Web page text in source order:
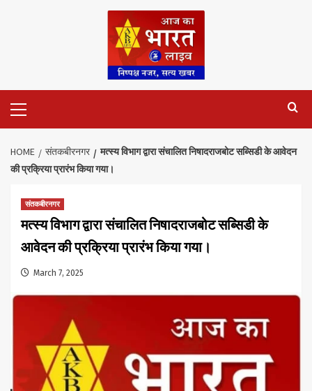
Menu
HOME संतकबीरनगर
मत्स्य विभाग द्वारा संचालित निषादराजबोट सब्सिडी के आवेदन
की प्रक्रिया प्रारंभ किया गया।
संतकबीरनगर
मत्स्य विभाग द्वारा संचालित निषादराजबोट सब्सिडी के
आवेदन की प्रक्रिया प्रारंभ किया गया।
March 7, 2025